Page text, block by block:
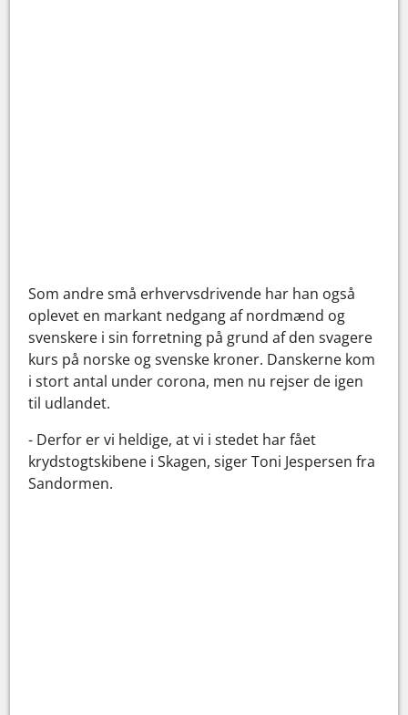
Som andre små erhvervsdrivende har han også
oplevet en markant nedgang af nordmænd og
svenskere i sin forretning på grund af den svagere
kurs på norske og svenske kroner. Danskerne kom
i stort antal under corona, men nu rejser de igen
til udlandet.
- Derfor er vi heldige, at vi i stedet har fået
krydstogtskibene i Skagen, siger Toni Jespersen fra
Sandormen.